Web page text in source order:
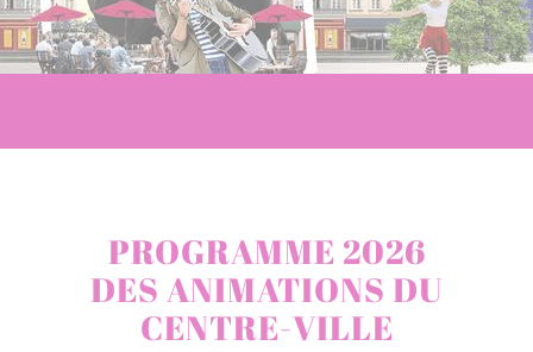
PROGRAMME 2026
DES ANIMATIONS DU
CENTRE-VILLE